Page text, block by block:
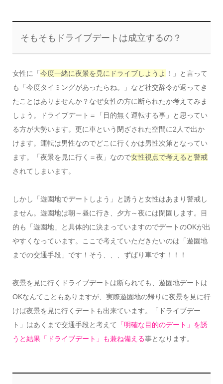
そもそもドライブデートは成立するの？
女性に「 今度一緒に夜景を見にドライブしようよ ！」と言って
も「今度タイミングがあったらね。」など社交辞令が返ってき
たことはありませんか？なぜ女性の方に断られたか考えてみま
しょう。ドライブデート＝「目的無く運転する事」と思ってい
る方が大勢います。更に車という閉ざされた空間に2人で出か
けます。運転は男性なのでどこに行くかは男性次第となってい
ます。「夜景を見に行く＝夜」なので女性視点で考えると警戒
されてしまいます。
しかし「遊園地でデートしよう」と誘うと女性はあまり警戒し
ません。遊園地は朝～昼に行き、夕方～夜には閉園します。目
的も「遊園地」と具体的に決まっていますのでデートのOKが出
やすくなっています。ここで考えていただきたいのは「遊園地
までの交通手段」です！そう、、、ずばり車です！！！
夜景を見に行くドライブデートは断られても、遊園地デートは
OKなんてこともありますが、実際遊園地の帰りに夜景を見に行
けば夜景を見に行くデートも出来ています。「ドライブデー
ト」はあくまで交通手段と考えて
「明確な目的のデート」を誘
うと結果「ドライブデート」も兼ね備える事となります。